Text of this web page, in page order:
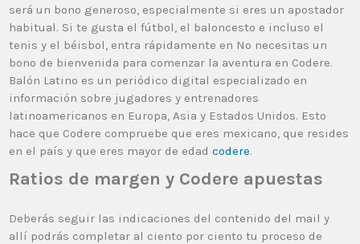
será un bono generoso, especialmente si eres un apostador
habitual. Si te gusta el fútbol, ​​el baloncesto e incluso el
tenis y el béisbol, entra rápidamente en No necesitas un
bono de bienvenida para comenzar la aventura en Codere.
Balón Latino es un periódico digital especializado en
información sobre jugadores y entrenadores
latinoamericanos en Europa, Asia y Estados Unidos. Esto
hace que Codere compruebe que eres mexicano, que resides
en el país y que eres mayor de edadcodere.
Ratios de margen y Codere apuestas
Deberás seguir las indicaciones del contenido del mail y
allí podrás completar al ciento por ciento tu proceso de